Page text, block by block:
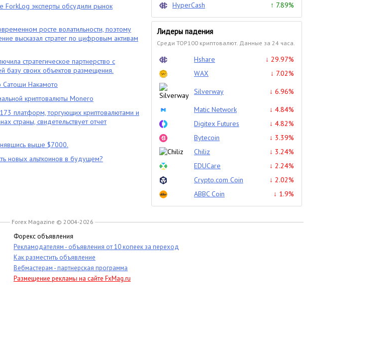
ForkLog эксперты обсудили рынок
росте волатильности, поэтому
высказал стратег по цифровым активам
стратегическое партнерство с
базу своих объектов размещения.
Сатоши Накамото
криптовалюты Monero
платформ, торгующих криптовалютами и
страны, свидетельствует отчет
выше $7000.
новых альткоинов в будущем?
HyperCash
↑ 7.89%
Лидеры падения
Среди TOP100 криптовалют. Данные за 24 часа.
Hshare
↓ 29.97%
WAX
↓ 7.02%
Silverway
↓ 6.96%
Matic Network
↓ 4.84%
Digitex Futures
↓ 4.82%
Bytecoin
↓ 3.39%
Chiliz
↓ 3.24%
EDUCare
↓ 2.24%
Crypto.com Coin
↓ 2.02%
ABBC Coin
↓ 1.9%
Forex Magazine © 2004-2026
Форекс объявления
Рекламодателям - объявления от 10 копеек за переход
Как разместить объявление
Вебмастерам - партнерская программа
Размещение рекламы на сайте FxMag.ru